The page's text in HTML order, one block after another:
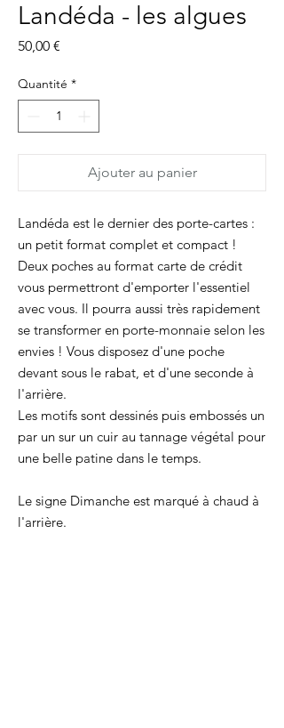
Landéda - les algues
50,00 €
Quantité *
Ajouter au panier
Landéda est le dernier des porte-cartes :
un petit format complet et compact !
Deux poches au format carte de crédit
vous permettront d'emporter l'essentiel
avec vous. Il pourra aussi très rapidement
se transformer en porte-monnaie selon les
envies ! Vous disposez d'une poche
devant sous le rabat, et d'une seconde à
l'arrière.
Les motifs sont dessinés puis embossés un
par un sur un cuir au tannage végétal pour
une belle patine dans le temps.
Le signe Dimanche est marqué à chaud à
l'arrière.